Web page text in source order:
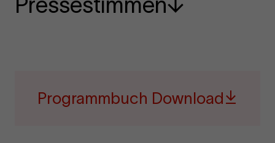
Programmbuch Download